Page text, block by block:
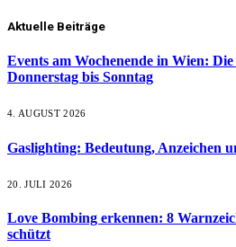
Aktuelle Beiträge
Events am Wochenende in Wien:
Donnerstag bis Sonntag
4. AUGUST 2026
Gaslighting: Bedeutung, Anzeichen
20. JULI 2026
Love Bombing erkennen: 8
schützt